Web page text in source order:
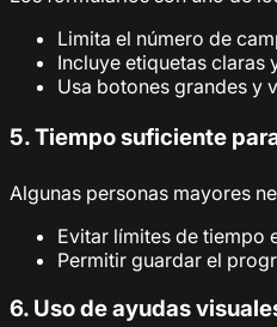
Limita el número de
Incluye etiquetas claras
Usa botones grandes y
5. Tiempo suficiente
Algunas personas mayores
Evitar límites de tiempo
Permitir guardar el
6. Uso de ayudas